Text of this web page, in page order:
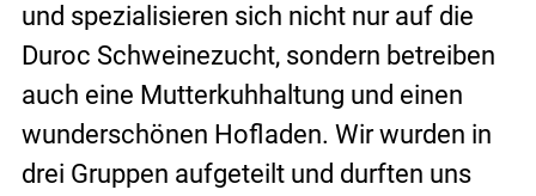
und spezialisieren sich nicht nur auf die
Duroc Schweinezucht, sondern betreiben
auch eine Mutterkuhhaltung und einen
wunderschönen Hofladen. Wir wurden in
drei Gruppen aufgeteilt und durften uns